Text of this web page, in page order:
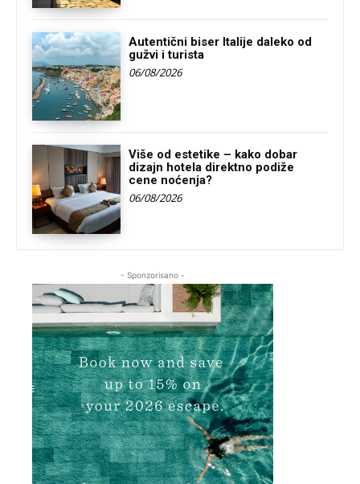
Autentični biser Italije daleko od
gužvi i turista
06/08/2026
Više od estetike – kako dobar
dizajn hotela direktno podiže
cene noćenja?
06/08/2026
- Sponzorisano -